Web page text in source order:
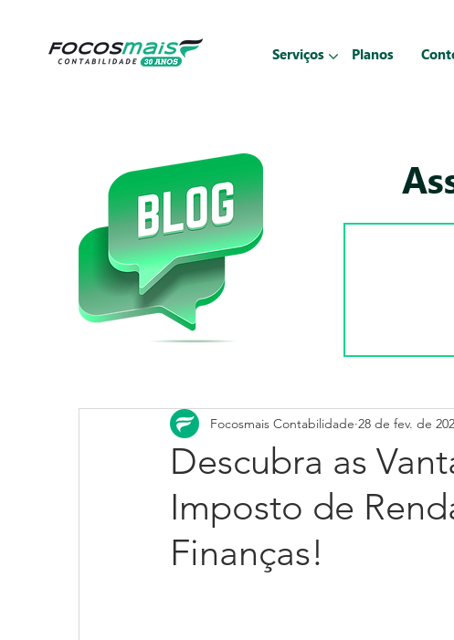
Serviços Planos
Descubra as
Imposto de
Finanças!
Focosmais Contabilidade 28 de fev. de